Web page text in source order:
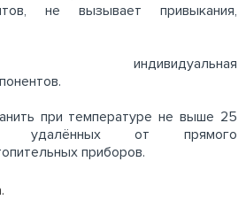
не вызывает привыкания,
индивидуальная
при температуре не выше 25
от прямого
приборов.